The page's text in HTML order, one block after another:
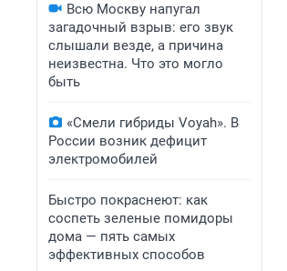
Всю Москву напугал
загадочный взрыв: его звук
слышали везде, а причина
неизвестна. Что это могло
быть
«Смели гибриды Voyah». В
России возник дефицит
электромобилей
Быстро покраснеют: как
соспеть зеленые помидоры
дома — пять самых
эффективных способов